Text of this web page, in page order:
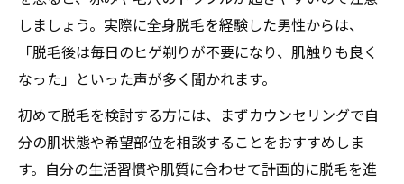
しましょう。実際に全身脱毛を経験した男性からは、
「脱毛後は毎日のヒゲ剃りが不要になり、肌触りも良く
なった」といった声が多く聞かれます。
初めて脱毛を検討する方には、まずカウンセリングで自
分の肌状態や希望部位を相談することをおすすめしま
す。自分の生活習慣や肌質に合わせて計画的に脱毛を進